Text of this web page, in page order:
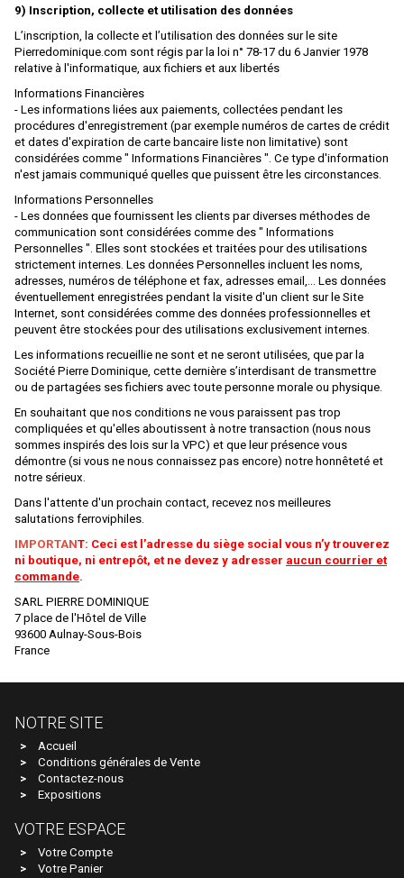
LMJ MODELES REDUITS
LOCOSTYL
LOK14
LR Press
LSM (Limited Series Models)
LSMODELS
MABAR
MAINLINE RAILWAYS
MAKETTE
MANTUA
MARCEL JOLLY MODELISME
MARKLIN
MARKLIN HAMO
MASTERPIECE
MDM
MEHANO
MERTEN
METAL87
METRO MODELS
MGM
MIBER
MICRO-METAKIT
MICRO CITY
9) Inscription, collecte et utilisation des données
L’inscription, la collecte et l’utilisation des données sur le site
Pierredominique.com sont régis par la loi n° 78-17 du 6 Janvier 1978
relative à l'informatique, aux fichiers et aux libertés
Informations Financières
- Les informations liées aux paiements, collectées pendant les
procédures d'enregistrement (par exemple numéros de cartes de crédit
et dates d'expiration de carte bancaire liste non limitative) sont
considérées comme " Informations Financières ". Ce type d'information
n'est jamais communiqué quelles que puissent être les circonstances.
Informations Personnelles
- Les données que fournissent les clients par diverses méthodes de
communication sont considérées comme des " Informations
Personnelles ". Elles sont stockées et traitées pour des utilisations
strictement internes. Les données Personnelles incluent les noms,
adresses, numéros de téléphone et fax, adresses email,… Les données
éventuellement enregistrées pendant la visite d'un client sur le Site
Internet, sont considérées comme des données professionnelles et
peuvent être stockées pour des utilisations exclusivement internes.
Les informations recueillie ne sont et ne seront utilisées, que par la
Société Pierre Dominique, cette dernière s’interdisant de transmettre
ou de partagées ses fichiers avec toute personne morale ou physique.
En souhaitant que nos conditions ne vous paraissent pas trop
compliquées et qu'elles aboutissent à notre transaction (nous nous
sommes inspirés des lois sur la VPC) et que leur présence vous
démontre (si vous ne nous connaissez pas encore) notre honnêteté et
notre sérieux.
Dans l'attente d'un prochain contact, recevez nos meilleures
salutations ferroviphiles.
IMPORTANT: Ceci est l’adresse du siège social vous n’y trouverez
ni boutique, ni entrepôt, et ne devez y adresser aucun courrier et
commande.
SARL PIERRE DOMINIQUE
7 place de l'Hôtel de Ville
93600 Aulnay-Sous-Bois
France
NOTRE SITE
Accueil
Conditions générales de Vente
Contactez-nous
Expositions
VOTRE ESPACE
Votre Compte
Votre Panier